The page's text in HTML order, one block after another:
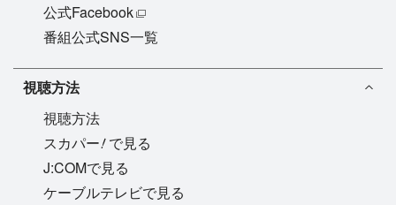
公式Facebook
番組公式SNS一覧
視聴方法
視聴方法
スカパー!で見る
J:COMで見る
ケーブルテレビで見る